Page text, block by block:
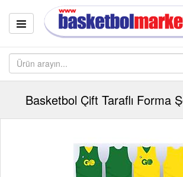
Basketbol Çift Taraflı Forma